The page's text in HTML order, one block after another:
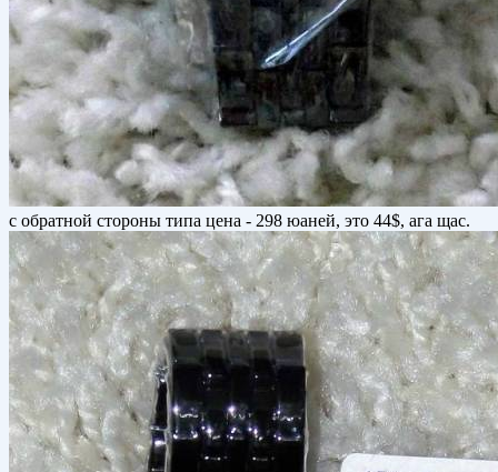
с обратной стороны типа цена - 298 юаней, это 44$, ага щас.